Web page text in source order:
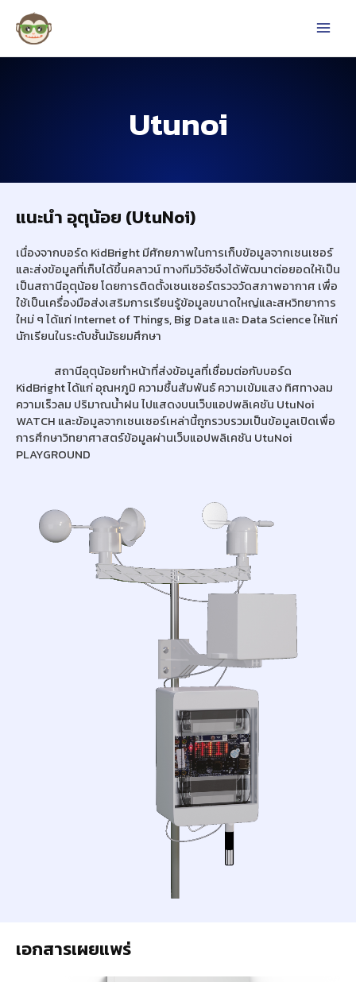
Utunoi
แนะนำ อุตุน้อย (UtuNoi)
เนื่องจากบอร์ด KidBright มีศักยภาพในการเก็บข้อมูลจากเซนเซอร์
และส่งข้อมูลที่เก็บได้ขึ้นคลาวน์ ทางทีมวิจัยจึงได้พัฒนาต่อยอดให้เป็น
เป็นสถานีอุตุน้อย โดยการติดตั้งเซนเซอร์ตรวจวัดสภาพอากาศ เพื่อ
ใช้เป็นเครื่องมือส่งเสริมการเรียนรู้ข้อมูลขนาดใหญ่และสหวิทยาการ
ใหม่ ๆ ได้แก่ Internet of Things, Big Data และ Data Science ให้แก่
นักเรียนในระดับชั้นมัธยมศึกษา
สถานีอุตุน้อยทำหน้าที่ส่งข้อมูลที่เชื่อมต่อกับบอร์ด
KidBright ได้แก่ อุณหภูมิ ความชื้นสัมพันธ์ ความเข้มแสง ทิศทางลม
ความเร็วลม ปริมาณน้ำฝน ไปแสดงบนเว็บแอปพลิเคชัน UtuNoi
WATCH และข้อมูลจากเซนเซอร์เหล่านี้ถูกรวบรวมเป็นข้อมูลเปิดเพื่อ
การศึกษาวิทยาศาสตร์ข้อมูลผ่านเว็บแอปพลิเคชัน UtuNoi
PLAYGROUND
เอกสารเผยแพร่